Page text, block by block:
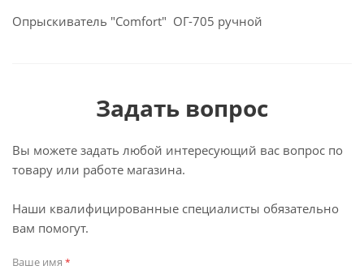
Опрыскиватель "Comfort" ОГ-705 ручной
Задать вопрос
Вы можете задать любой интересующий вас вопрос по
товару или работе магазина.
Наши квалифицированные специалисты обязательно
вам помогут.
Ваше имя *